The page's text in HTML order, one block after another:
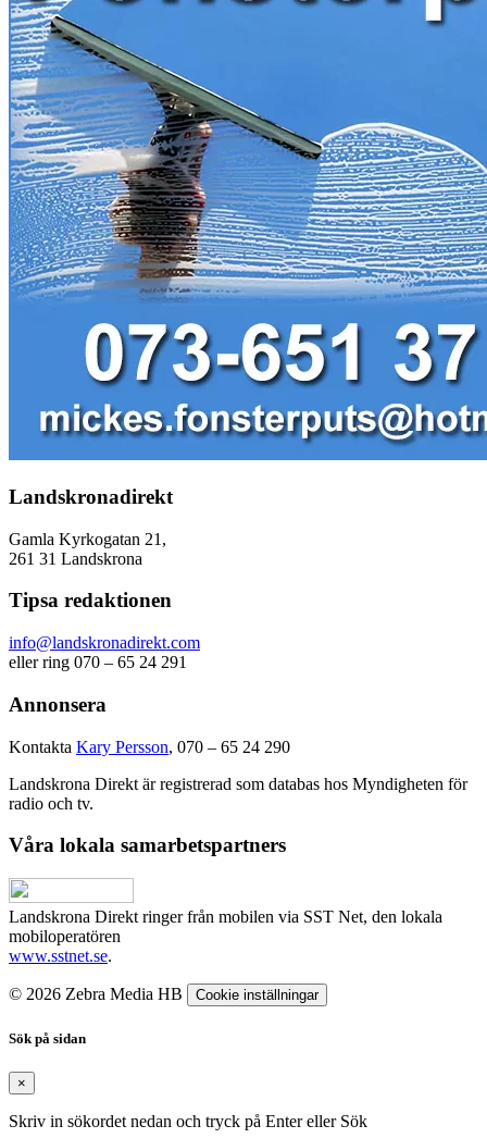
Landskronadirekt
Gamla Kyrkogatan 21,
261 31 Landskrona
Tipsa redaktionen
info@landskronadirekt.com
eller ring 070 – 65 24 291
Annonsera
Kontakta Kary Persson, 070 – 65 24 290
Landskrona Direkt är registrerad som databas hos Myndigheten för
radio och tv.
Våra lokala samarbetspartners
Landskrona Direkt ringer från mobilen via SST Net, den lokala
mobiloperatören
www.sstnet.se.
© 2026 Zebra Media HB Cookie inställningar
Sök på sidan
×
Skriv in sökordet nedan och tryck på Enter eller Sök